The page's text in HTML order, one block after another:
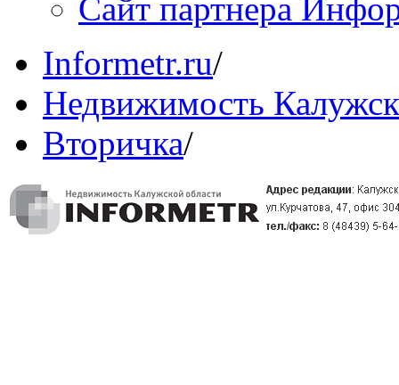
Сайт партнера
Informetr.ru/
Недвижимость
Вторичка/